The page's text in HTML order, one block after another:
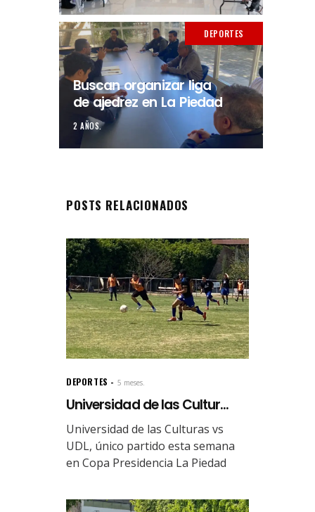
DEPORTES
Buscan organizar liga
de ajedrez en La Piedad
2 AÑOS.
POSTS RELACIONADOS
DEPORTES 5 meses.
Universidad de las Cultur...
Universidad de las Culturas vs
UDL, único partido esta semana
en Copa Presidencia La Piedad